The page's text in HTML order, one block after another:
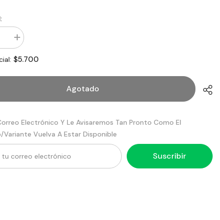
aumentar
la
cantidad
para
Al112
Alico
$5.700
Agotado
Electrónico Y Le Avisaremos Tan Pronto Como El
Vuelva A Estar Disponible
Suscribir